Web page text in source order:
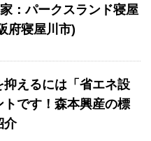
：パークスランド寝屋
府寝屋川市)
抑えるには「省エネ設
トです！森本興産の標
介